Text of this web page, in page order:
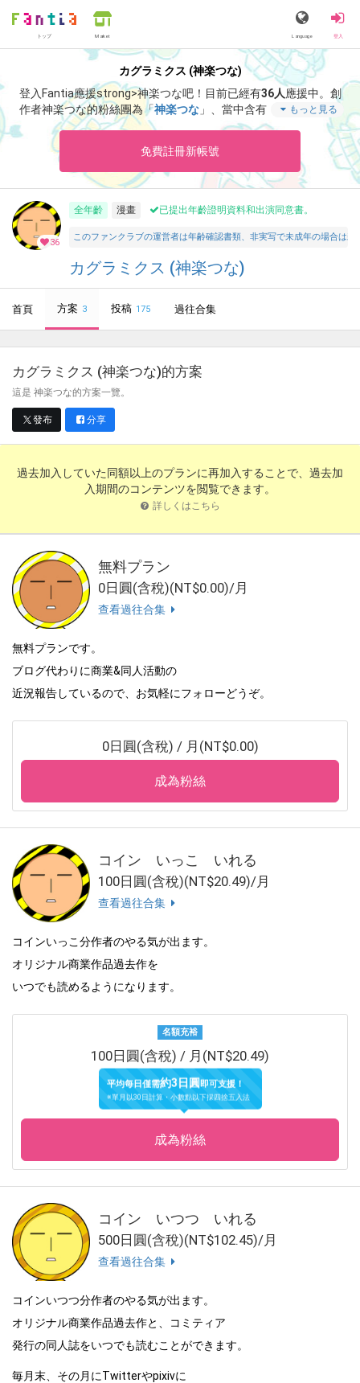
トップ Market Language 登入
カグラミクス (神楽つな)
登入Fantia應援strong>神楽つな吧！ 目前已經有36人 應援中。 創
作者神楽つな的粉絲團為「神楽つな 」、當中含有「
7月アゲた絵
とまんがひとまとめ」等非常獨特的內容滿足您的視覺感官享受。
もっと見る
免費註冊新帳號
36
全年齡 漫畫 已提出年齡證明資料和出演同意書。
このファンクラブの運営者は年齢確認書類、非実写で未成年の場合は
カグラミクス (神楽つな)
首頁 方案 3 投稿 175 過往合集
カグラミクス (神楽つな)的方案
這是 神楽つな的方案一覽。
發布 分享
過去加入していた同額以上のプランに再加入することで、過去加
入期間のコンテンツを閲覧できます。
詳しくはこちら
無料プラン
0日圓(含稅)(NT$0.00)/月
查看過往合集
無料プランです。
ブログ代わりに商業&同人活動の
近況報告しているので、お気軽にフォローどうぞ。
0日圓(含稅) / 月(NT$0.00)
成為粉絲
コイン いっこ いれる
100日圓(含稅)(NT$20.49)/月
查看過往合集
コインいっこ分作者のやる気が出ます。
オリジナル商業作品過去作を
いつでも読めるようになります。
名額充裕
100日圓(含稅) / 月(NT$20.49)
平均每日僅需約3日圓即可支援！
※單月以30日計算・小數點以下採四捨五入法
成為粉絲
コイン いつつ いれる
500日圓(含稅)(NT$102.45)/月
查看過往合集
コインいつつ分作者のやる気が出ます。
オリジナル商業作品過去作と、コミティア
発行の同人誌をいつでも読むことができます。
毎月末、その月にTwitterやpixivに